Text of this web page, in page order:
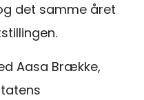
det samme året
Aasa Brække,